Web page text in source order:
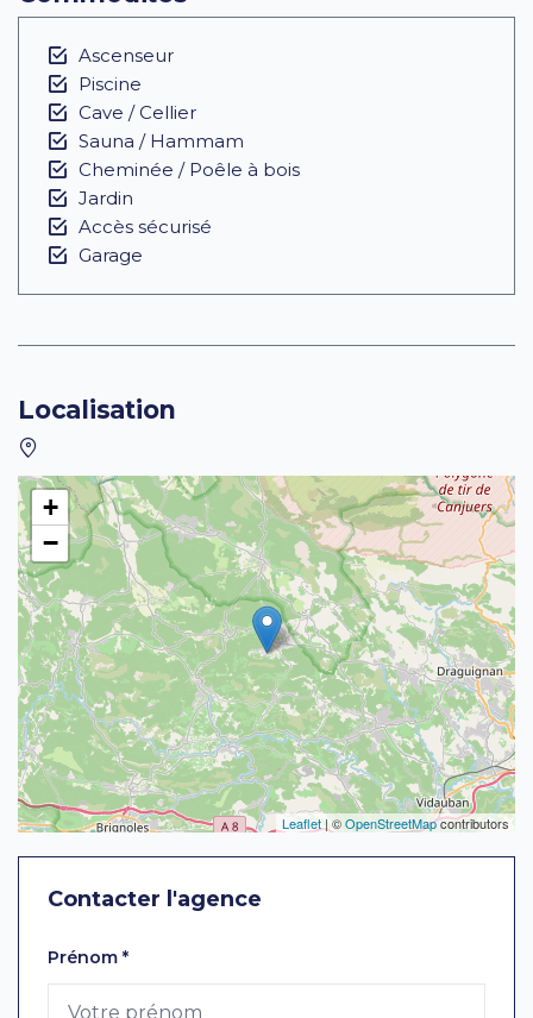
Ascenseur
Piscine
Cave / Cellier
Sauna / Hammam
Cheminée / Poêle à bois
Jardin
Accès sécurisé
Garage
Localisation
+
−
Leaflet| ©OpenStreetMapcontributors
Contacter l'agence
Laissez ce champ vide
Prénom *